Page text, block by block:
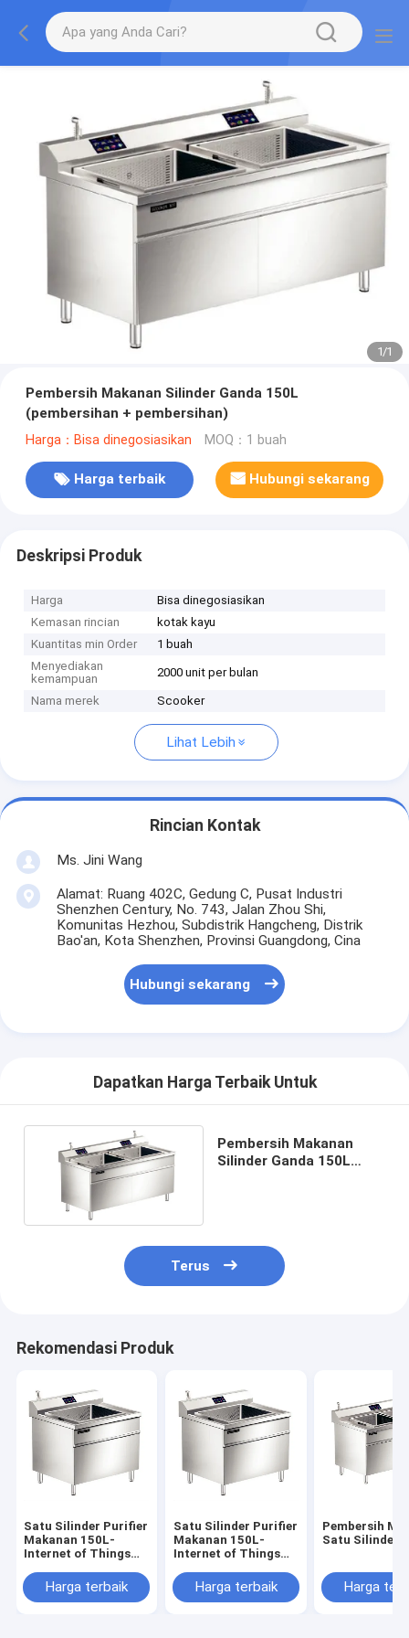
1/1
Pembersih Makanan Silinder Ganda 150L
(pembersihan + pembersihan)
Harga：Bisa dinegosiasikan MOQ：1 buah
Harga terbaik Hubungi sekarang
Deskripsi Produk
Harga
Bisa dinegosiasikan
Kemasan rincian
kotak kayu
Kuantitas min Order
1 buah
Menyediakan
kemampuan
2000 unit per bulan
Nama merek Scooker
Lihat Lebih
Rincian Kontak
Ms. Jini Wang
Alamat: Ruang 402C, Gedung C, Pusat Industri
Shenzhen Century, No. 743, Jalan Zhou Shi,
Komunitas Hezhou, Subdistrik Hangcheng, Distrik
Bao'an, Kota Shenzhen, Provinsi Guangdong, Cina
Hubungi sekarang
Dapatkan Harga Terbaik Untuk
Pembersih Makanan
Silinder Ganda 150L
Terus
Rekomendasi Produk
Satu Silinder Purifier
Makanan 150L-
Internet of Things
Harga terbaik
Satu Silinder Purifier
Makanan 150L-
Internet of Things
Harga terbaik
Pembersih
Satu Silinder
Harga